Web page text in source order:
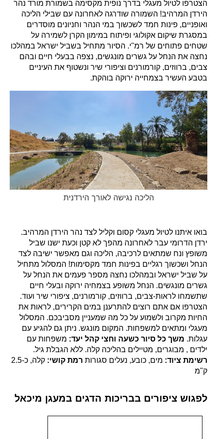
הצטרפו לטיול מעגלי בדרך נופית מקסימה בשמורת מורד נהר
הירדן המרהיב! השמורה שודרגה לאחרונה עם שבילי הליכה
ואופניים, פינות חמד לשכשוך במי הנהר וחניונים מוסדרים
במסגרת שיקום אקולוגי ופיתוח במימון הקרן לשמירה על
שטחים פתוחים של רמ"י. הסיור מתחיל בשביל ישראל במהלכו
נחצה את הנחל על גשרים מונגשים, נצפה בבעלי חיים ובהם
צבים, ברווזים, קורמורנים וציפורי שיר ונשטוף את העיניים
בטבע העשיר בצמחייה ירוקה בוהקת.
הליכה נגישה לאורך הירדנית
בואו איתנו לטיול מעגלי קסום וקליל לצד נהר הירדן המרהיב.
ירדן הדרומי עבר לאחרונה מהפך לא קטן וכעת ישנו שביל
משופץ ונח שמתאים לרכיבה, הליכה וגם מאפשר ישיבה לצד
הנחל ושכשוך רגליים בפינות חמד מקסימות! המסלול מתחיל
על שביל ישראל ובמהלכו נחצה מספר פעמים את הנחל על
גשרים מונגשים. הנחל משופע בצמחיה ירוקה ובעלי חיים
שתשמחו לראות-צבים, ברווזים, קורמורנים, ציפורי שיר ועוד.
הצטרפו אם אתם רוצים להתרענן במים הקרירים, לראות את
החיות מקרוב ולשמוע על כל מה שמעניין מסביבכם. המסלול
מעגלי ומתאים למשפחות. המקום מונגש. ניתן גם להגיע עם
עגלות. משך כל סיור כשעה וחצי קהל יעד: משפחות עם
ילדים , מבוגרים, מטיילים בהליכה קלה. ללא הגבלת גיל.
רשימת ציוד: מים, כובע, נעלים סגורות רמת קושי:
קלה, כ-2.5
ק"מ
לפגוש ציפורים בבריכות הדגים במעגן מיכאל